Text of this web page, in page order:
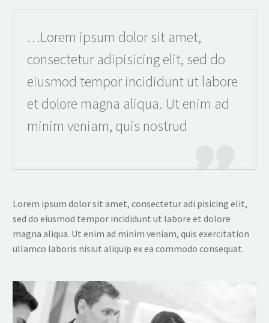
…Lorem ipsum dolor sit amet,
consectetur adipisicing elit, sed do
eiusmod tempor incididunt ut labore
et dolore magna aliqua. Ut enim ad
minim veniam, quis nostrud

Lorem ipsum dolor sit amet, consectetur adi pisicing elit,
sed do eiusmod tempor incididunt ut labore et dolore
magna aliqua. Ut enim ad minim veniam, quis exercitation
ullamco laboris nisiut aliquip ex ea commodo consequat.